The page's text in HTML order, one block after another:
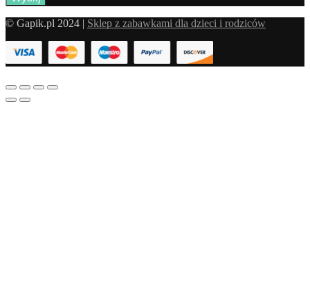
© Gapik.pl 2024 | Sklep z zabawkami dla dzieci i rodziców